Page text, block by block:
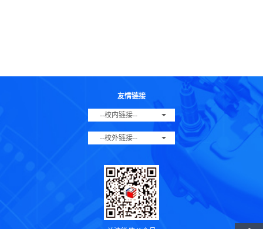
友情链接
--校内链接--
--校外链接--